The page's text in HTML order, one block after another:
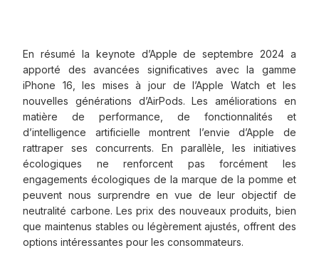
En résumé la keynote d’Apple de septembre 2024 a
apporté des avancées significatives avec la gamme
iPhone 16, les mises à jour de l’Apple Watch et les
nouvelles générations d’AirPods. Les améliorations en
matière de performance, de fonctionnalités et
d’intelligence artificielle montrent l’envie d’Apple de
rattraper ses concurrents. En parallèle, les initiatives
écologiques ne renforcent pas forcément les
engagements écologiques de la marque de la pomme et
peuvent nous surprendre en vue de leur objectif de
neutralité carbone. Les prix des nouveaux produits, bien
que maintenus stables ou légèrement ajustés, offrent des
options intéressantes pour les consommateurs.